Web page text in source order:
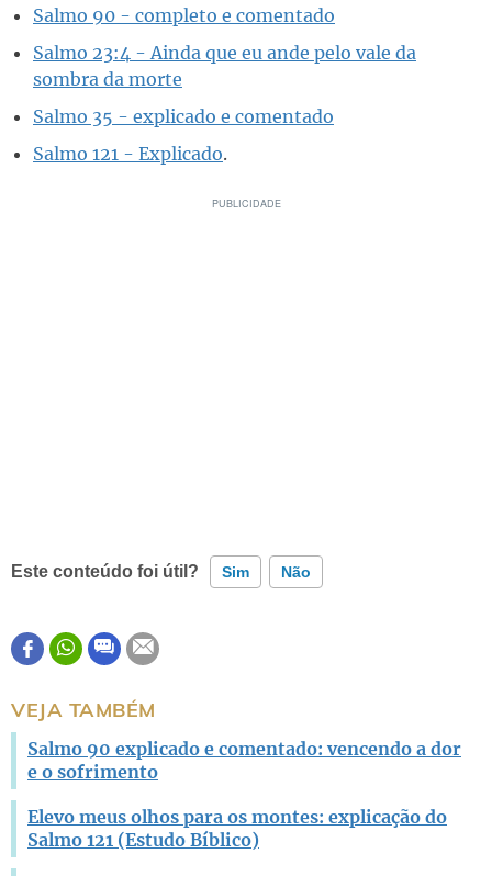
Salmo 90 - completo e comentado
Salmo 23:4 - Ainda que eu ande pelo vale da
sombra da morte
Salmo 35 - explicado e comentado
Salmo 121 - Explicado.
Este conteúdo foi útil? Sim Não
Este conteúdo contém informação incorreta
VEJA TAMBÉM
Salmo 90 explicado e comentado: vencendo a dor
e o sofrimento
Elevo meus olhos para os montes: explicação do
Salmo 121 (Estudo Bíblico)